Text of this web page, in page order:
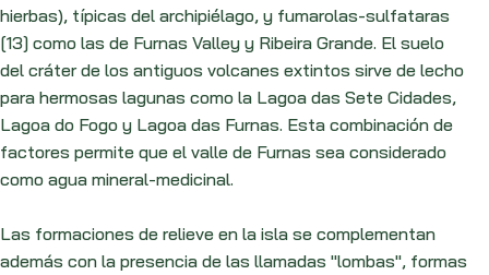
hierbas), típicas del archipiélago, y fumarolas-sulfataras
[13] como las de Furnas Valley y Ribeira Grande. El suelo
del cráter de los antiguos volcanes extintos sirve de lecho
para hermosas lagunas como la Lagoa das Sete Cidades,
Lagoa do Fogo y Lagoa das Furnas. Esta combinación de
factores permite que el valle de Furnas sea considerado
como agua mineral-medicinal.
Las formaciones de relieve en la isla se complementan
además con la presencia de las llamadas "lombas", formas